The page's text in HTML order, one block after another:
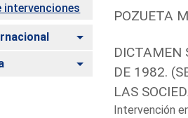
intervenciones
Alternar
Alternar
POZUETA
DICTAMEN
DE 1982.
LAS
Intervención